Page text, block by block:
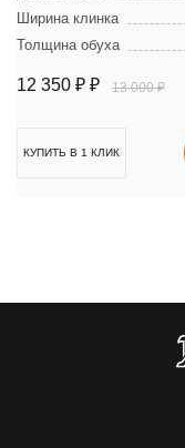
Ширина клинка
Толщина обуха
12 350 ₽ ₽ 13 000 ₽
КУПИТЬ В 1 КЛИК